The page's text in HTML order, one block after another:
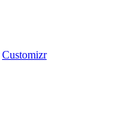
Customizr